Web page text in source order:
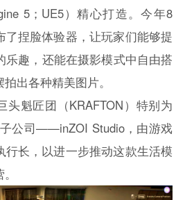
5；UE5）精心打造。今年8
了捏脸体验器，让玩家们能够提
乐趣，还能在摄影模式中自由搭
出各种精美图片。
头魁匠团（KRAFTON）特别为
子公司——inZOI Studio，由游戏
行长，以进一步推动这款生活模